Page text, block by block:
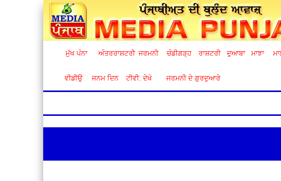
ਮੁੱਖ ਪੰਨਾ ਅੰਤਰਰਾਸ਼ਟਰੀ ਜਰਮਨੀ ਚੰਡੀਗੜ੍ਹ ਰਾਸ਼ਟਰੀ ਦੁਆਬਾ ਮਾਝਾ
ਵੀਡੀਉ ਜਨਮ ਦਿਨ ਟੀਵੀ. ਦੇਖੋ ਜਰਮਨੀ ਦੇ ਗੁਰਦੁਆਰੇ